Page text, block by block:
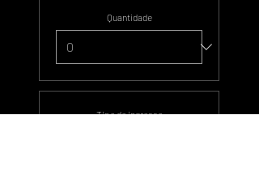
Quantidade
Tipo de ingresso